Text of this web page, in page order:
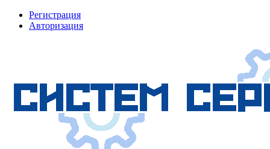
Регистрация
Авторизация